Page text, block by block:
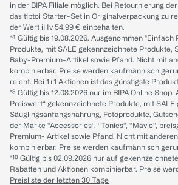
in der BIPA Filiale möglich. Bei Retournierung
das tiptoi Starter-Set in Originalverpackung zu
der Wert iHv 54.99 € einbehalten.
*⁴ Gültig bis 19.08.2026. Ausgenommen
Produkte, mit SALE gekennzeichnete Produkte,
Baby-Premium-Artikel sowie Pfand. Nicht mit
kombinierbar. Preise werden kaufmännisch
reicht. Bei 1+1 Aktionen ist das günstigste
*⁸ Gültig bis 12.08.2026 nur im BIPA Online
Preiswert“ gekennzeichnete Produkte, mit
Säuglingsanfangsnahrung, Fotoprodukte,
der Marke “Accessories“, “Tonies“, “Mavie“,
Premium- Artikel sowie Pfand. Nicht mit
kombinierbar. Preise werden kaufmännisch
*¹⁰ Gültig bis 02.09.2026 nur auf
Rabatten und Aktionen kombinierbar. Preise
Preisliste der letzten 30 Tage